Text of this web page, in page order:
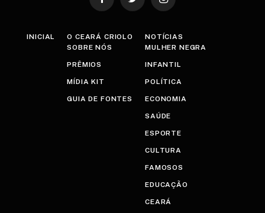
FacebookTwitter Instagram
INICIAL
O CEARÁ CRIOLO
SOBRE NÓS
PRÊMIOS
MÍDIA KIT
GUIA DE FONTES
NOTÍCIAS
MULHER NEGRA
INFANTIL
POLÍTICA
ECONOMIA
SAÚDE
ESPORTE
CULTURA
FAMOSOS
EDUCAÇÃO
CEARÁ